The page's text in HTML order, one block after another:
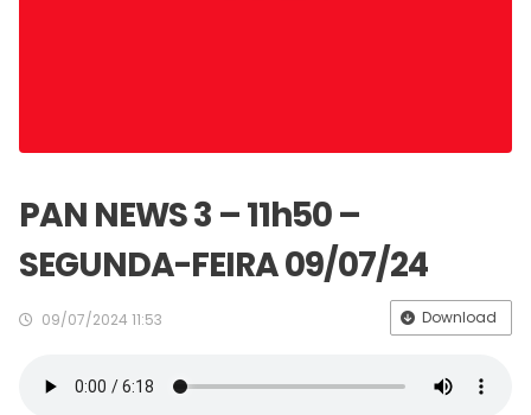
PAN NEWS 3 – 11h50 –
SEGUNDA-FEIRA 09/07/24
09/07/2024 11:53 Download